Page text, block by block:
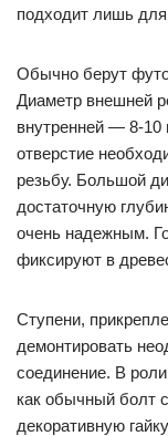
подходит лишь
Обычно берут
Диаметр внешней
внутренней — 8-10
отверстие
резьбу. Большой
достаточную
очень надежным.
фиксируют в
Ступени,
демонтировать
соединение. В
как обычный болт
декоративную